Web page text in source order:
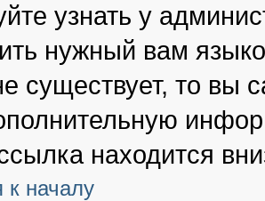
узнать у
нужный вам
существует, то вы
находится
к началу